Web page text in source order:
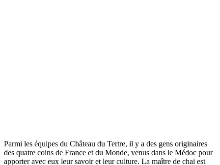
Parmi les équipes du Château du Tertre, il y a des gens originaires
des quatre coins de France et du Monde, venus dans le Médoc pour
apporter avec eux leur savoir et leur culture. La maître de chai est